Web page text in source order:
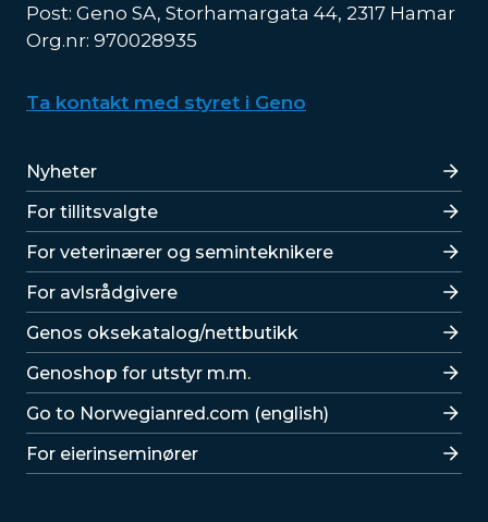
Post: Geno SA, Storhamargata 44, 2317 Hamar
Org.nr: 970028935
Ta kontakt med styret i Geno
Lenker
Nyheter
For tillitsvalgte
For veterinærer og seminteknikere
For avlsrådgivere
Lenker
Genos oksekatalog/nettbutikk
Genoshop for utstyr m.m.
Go to Norwegianred.com (english)
For eierinseminører